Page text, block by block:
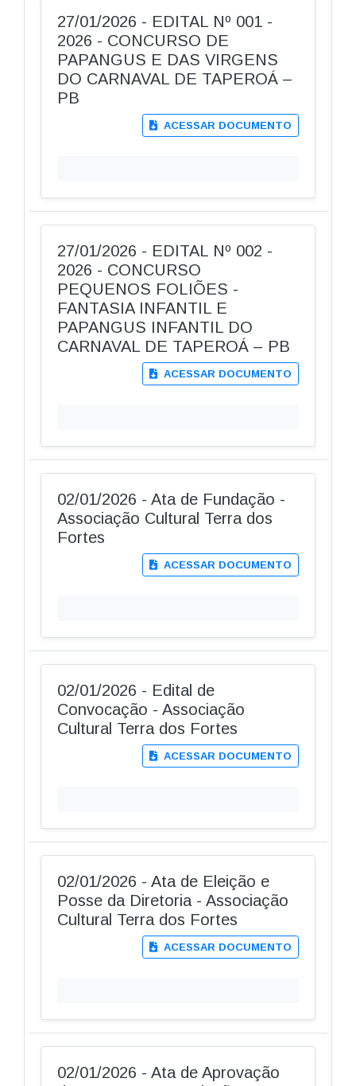
27/01/2026 - EDITAL Nº 001 -
2026 - CONCURSO DE
PAPANGUS E DAS VIRGENS
DO CARNAVAL DE TAPEROÁ –
PB
ACESSAR DOCUMENTO
27/01/2026 - EDITAL Nº 002 -
2026 - CONCURSO
PEQUENOS FOLIÕES -
FANTASIA INFANTIL E
PAPANGUS INFANTIL DO
CARNAVAL DE TAPEROÁ – PB
ACESSAR DOCUMENTO
02/01/2026 - Ata de Fundação -
Associação Cultural Terra dos
Fortes
ACESSAR DOCUMENTO
02/01/2026 - Edital de
Convocação - Associação
Cultural Terra dos Fortes
ACESSAR DOCUMENTO
02/01/2026 - Ata de Eleição e
Posse da Diretoria - Associação
Cultural Terra dos Fortes
ACESSAR DOCUMENTO
02/01/2026 - Ata de Aprovação